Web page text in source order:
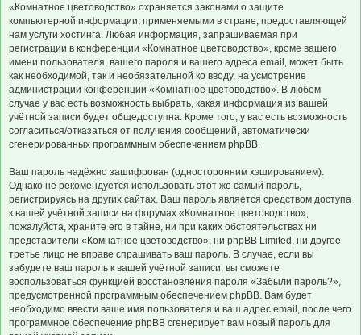
«Комнатное цветоводство» охраняется законами о защите
компьютерной информации, применяемыми в стране, предоставляющей
нам услуги хостинга. Любая информация, запрашиваемая при
регистрации в конференции «Комнатное цветоводство», кроме вашего
имени пользователя, вашего пароля и вашего адреса email, может быть
как необходимой, так и необязательной ко вводу, на усмотрение
администрации конференции «Комнатное цветоводство». В любом
случае у вас есть возможность выбрать, какая информация из вашей
учётной записи будет общедоступна. Кроме того, у вас есть возможность
согласиться/отказаться от получения сообщений, автоматически
сгенерированных программным обеспечением phpBB.
Ваш пароль надёжно зашифрован (односторонним хэшированием).
Однако не рекомендуется использовать этот же самый пароль,
регистрируясь на других сайтах. Ваш пароль является средством доступа
к вашей учётной записи на форумах «Комнатное цветоводство»,
пожалуйста, храните его в тайне, ни при каких обстоятельствах ни
представители «Комнатное цветоводство», ни phpBB Limited, ни другое
третье лицо не вправе спрашивать ваш пароль. В случае, если вы
забудете ваш пароль к вашей учётной записи, вы сможете
воспользоваться функцией восстановления пароля «Забыли пароль?»,
предусмотренной программным обеспечением phpBB. Вам будет
необходимо ввести ваше имя пользователя и ваш адрес email, после чего
программное обеспечение phpBB сгенерирует вам новый пароль для